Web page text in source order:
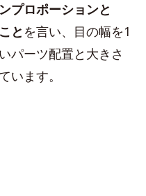
プロポーションと
と を言い、目の幅を1
パーツ配置と大きさ
います。